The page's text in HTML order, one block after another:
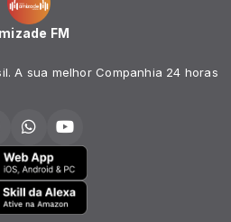
FM
A sua melhor Companhia 24 horas